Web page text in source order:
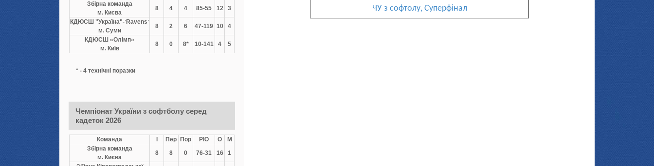
Збірна команда
м. Києва
8 4 4 85-55 12
3
КДЮСШ "Україна"-ʼRavensʼ
м. Суми
8 2 6 47-119 10
4
КДЮСШ «Олімп»
м. Київ
8 0 8* 10-141 4 5
* - 4 технічні поразки
Чемпіонат України з софтболу серед
кадеток 2026
Команда Пер Пор РІО О
М
Збірна команда
м. Києва
8 8 0 76-31 16
1
ЧУ з софтолу, Суперфінал